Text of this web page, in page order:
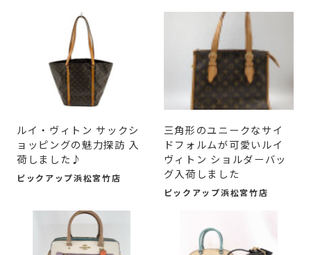
ルイ・ヴィトン サックシ
ョッピングの魅力探訪 入
荷しました♪
ピックアップ浜松宮竹店
三角形のユニークなサイ
ドフォルムが可愛いルイ
ヴィトン ショルダーバッ
グ入荷しました
ピックアップ浜松宮竹店